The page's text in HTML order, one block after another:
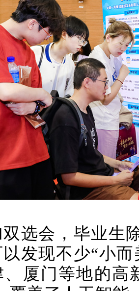
会，毕业生除
发现不少“小
、厦门等地的高